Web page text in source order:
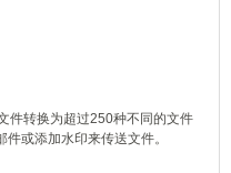
件转换为超过250种不同的文件
或添加水印来传送文件。